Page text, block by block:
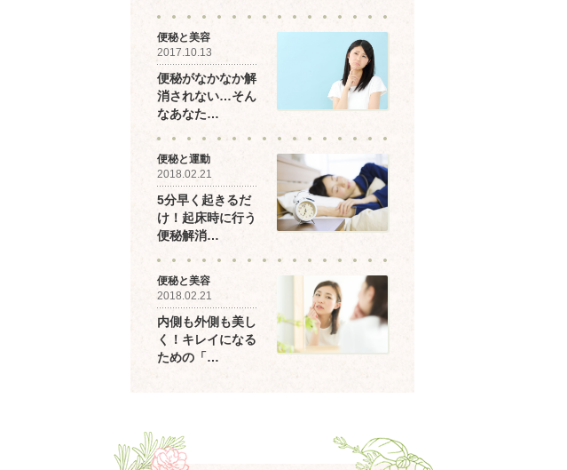
便秘と美容
2017.10.13
便秘がなかなか解
消されない…そん
なあなた…
便秘と運動
2018.02.21
5分早く起きるだ
け！起床時に行う
便秘解消…
便秘と美容
2018.02.21
内側も外側も美し
く！キレイになる
ための「…